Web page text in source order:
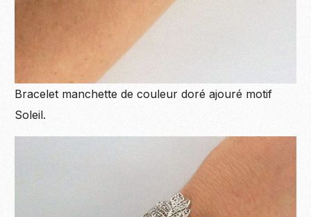
Bracelet manchette de couleur doré ajouré motif
Soleil.